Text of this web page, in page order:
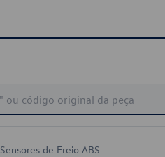
Sensores de Freio ABS